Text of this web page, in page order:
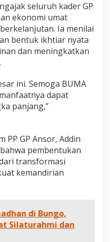
seluruh kader GP
ekonomi umat
Ia menilai
bentuk ikhtiar nyata
dan meningkatkan
ini. Semoga BUMA
dapat
panjang,”
PP GP Ansor, Addin
pembentukan
transformasi
kemandirian
di Bungo,
Silaturahmi dan